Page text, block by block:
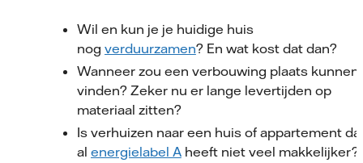
Wil en kun je je huidige huis
nog verduurzamen? En wat kost dat dan?
Wanneer zou een verbouwing plaats kunnen
vinden? Zeker nu er lange levertijden op
materiaal zitten?
Is verhuizen naar een huis of appartement
al energielabel Aheeft niet veel makkelijker?